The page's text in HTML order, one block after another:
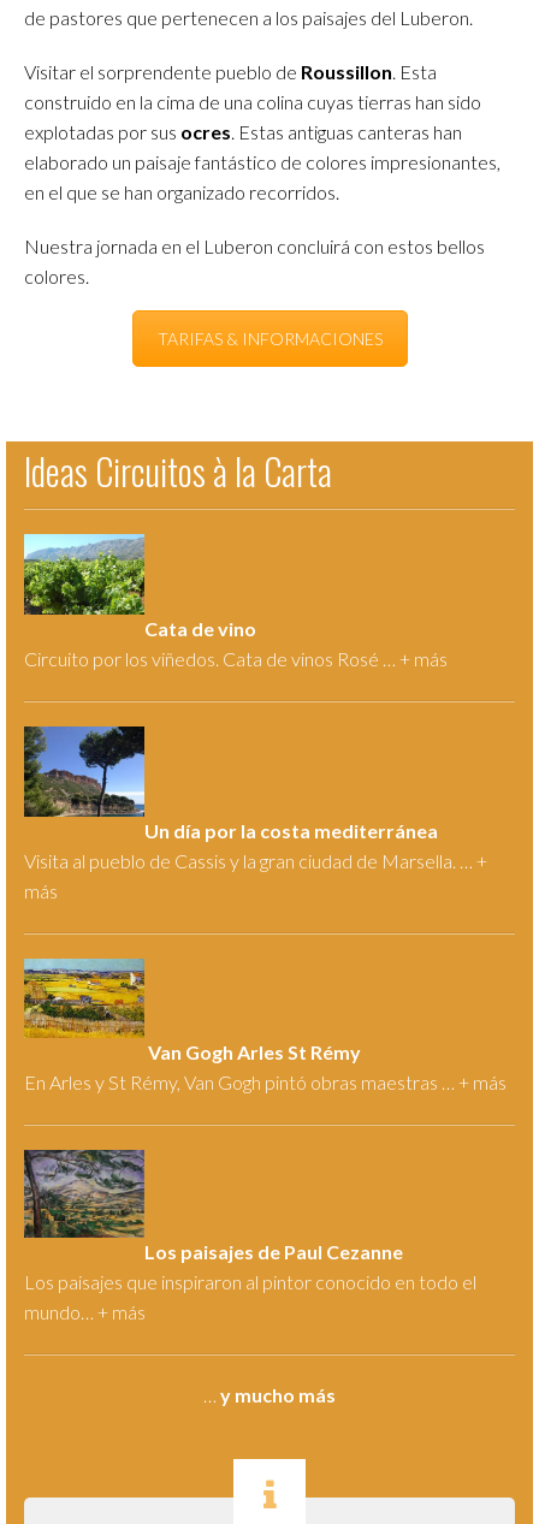
de pastores que pertenecen a los paisajes del Luberon.
Visitar el sorprendente pueblo de Roussillon . Esta
construido en la cima de una colina cuyas tierras han sido
explotadas por sus ocres . Estas antiguas canteras han
elaborado un paisaje fantástico de colores impresionantes,
en el que se han organizado recorridos.
Nuestra jornada en el Luberon concluirá con estos bellos
colores.
TARIFAS & INFORMACIONES
Ideas Circuitos à la Carta
Cata de vino
Circuito por los viñedos. Cata de vinos Rosé … + más
Un día por la costa mediterránea
Visita al pueblo de Cassis y la gran ciudad de Marsella. … +
más
Van Gogh Arles St Rémy
En Arles y St Rémy, Van Gogh pintó obras maestras … + más
Los paisajes de Paul Cezanne
Los paisajes que inspiraron al pintor conocido en todo el
mundo… + más
… y mucho más